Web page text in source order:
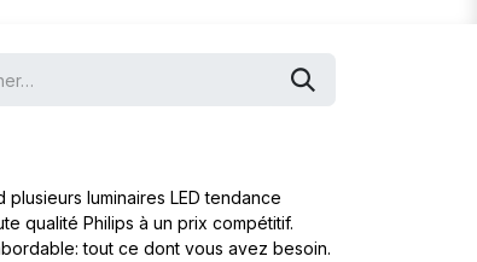
luminaires LED tendance
qualité Philips à un prix compétitif.
tout ce dont vous avez besoin.